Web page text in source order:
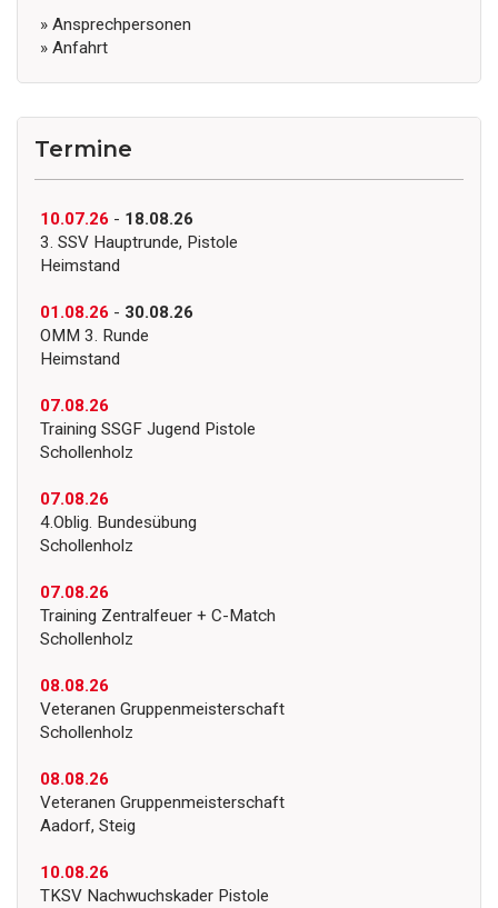
» Ansprechpersonen
» Anfahrt
Termine
10.07.26 - 18.08.26
3. SSV Hauptrunde, Pistole
Heimstand
01.08.26 - 30.08.26
OMM 3. Runde
Heimstand
07.08.26
Training SSGF Jugend Pistole
Schollenholz
07.08.26
4.Oblig. Bundesübung
Schollenholz
07.08.26
Training Zentralfeuer + C-Match
Schollenholz
08.08.26
Veteranen Gruppenmeisterschaft
Schollenholz
08.08.26
Veteranen Gruppenmeisterschaft
Aadorf, Steig
10.08.26
TKSV Nachwuchskader Pistole